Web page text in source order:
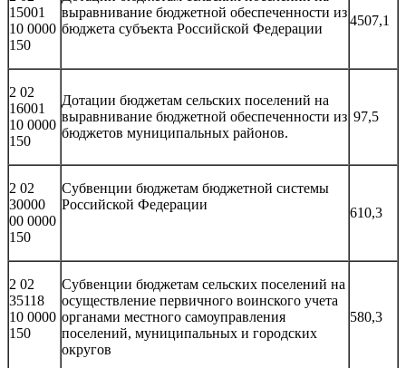
15001
10 0000
150
выравнивание бюджетной обеспеченности из
бюджета субъекта Российской Федерации
4507,1
2 02
16001
10 0000
150
Дотации бюджетам сельских поселений на
выравнивание бюджетной обеспеченности из
бюджетов муниципальных районов.
97,5
2 02
30000
00 0000
150
Субвенции бюджетам бюджетной системы
Российской Федерации
610,3
2 02
35118
10 0000
150
Субвенции бюджетам сельских поселений на
осуществление первичного воинского учета
органами местного самоуправления
поселений, муниципальных и городских
округов
580,3